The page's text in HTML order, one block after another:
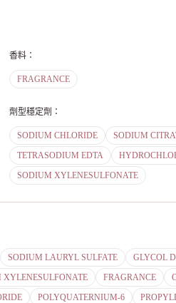
香料 ：
FRAGRANCE
劑型穩定劑 ：
SODIUM CHLORIDE SODIUM
TETRASODIUM EDTA
SODIUM XYLENESULFONATE
SODIUM LAURYL SULFATE
GLYCOL
XYLENESULFONATE FRAGRANCE
POLYQUATERNIUM-6